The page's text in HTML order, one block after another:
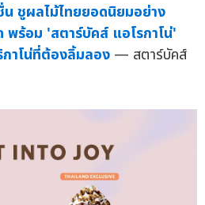
ชูผลไม้ไทยยอดนิยมอย่าง
พร้อม 'สตาร์บัคส์ แอโรกาโน่'
าโน่ที่ต้องลิ้มลอง — สตาร์บัคส์